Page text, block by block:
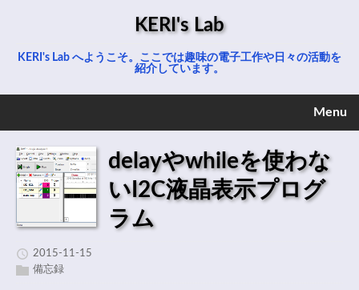
KERI's Lab
KERI's Lab へようこそ。ここでは趣味の電子工作や日々の活動を
紹介しています。
Menu
delayやwhileを使わな
いI2C液晶表示プログ
ラム
2015-11-15
備忘録